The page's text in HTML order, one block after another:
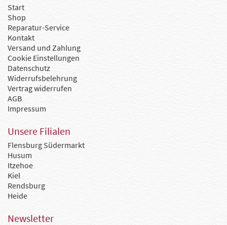
Start
Shop
Reparatur-Service
Kontakt
Versand und Zahlung
Cookie Einstellungen
Datenschutz
Widerrufsbelehrung
Vertrag widerrufen
AGB
Impressum
Unsere Filialen
Flensburg Südermarkt
Husum
Itzehoe
Kiel
Rendsburg
Heide
Newsletter